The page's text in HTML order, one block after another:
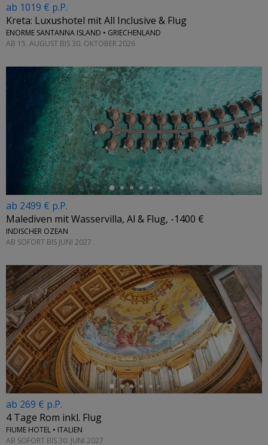
ab 1019 € p.P.
Kreta: Luxushotel mit All Inclusive & Flug
ENORME SANTANNA ISLAND • GRIECHENLAND
AB 15. AUGUST BIS 30. OKTOBER 2026
←
ab 2499 € p.P.
Malediven mit Wasservilla, Al & Flug, -1400 €
INDISCHER OZEAN
AB SOFORT BIS JUNI 2027
←
ab 269 € p.P.
4 Tage Rom inkl. Flug
FIUME HOTEL • ITALIEN
AB SOFORT BIS 30. JUNI 2027